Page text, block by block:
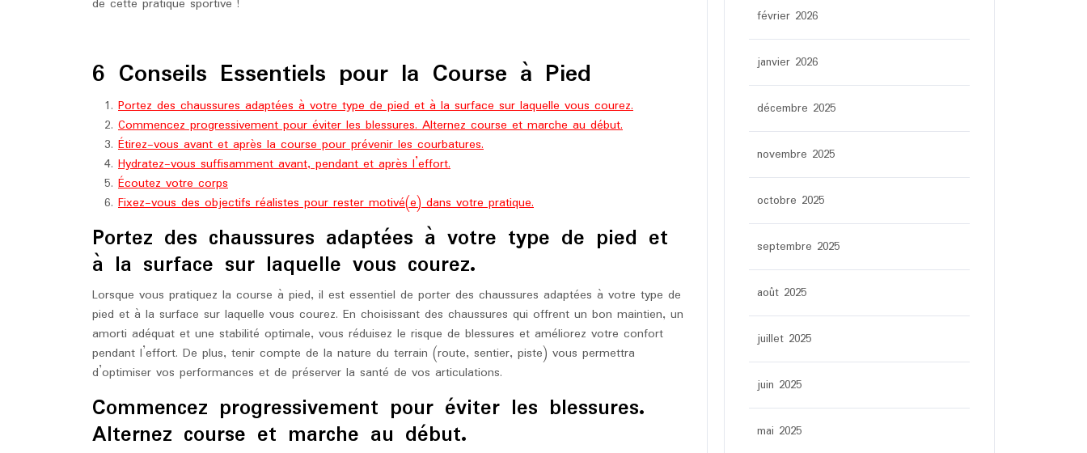
de cette pratique sportive !
6 Conseils Essentiels pour la Course à Pied
Portez des chaussures adaptées à votre type de pied et à la surface sur laquelle vous courez.
Commencez progressivement pour éviter les blessures. Alternez course et marche au début.
Étirez-vous avant et après la course pour prévenir les courbatures.
Hydratez-vous suffisamment avant, pendant et après l’effort.
Écoutez votre corps
Fixez-vous des objectifs réalistes pour rester motivé(e) dans votre pratique.
Portez des chaussures adaptées à votre type de pied et
à la surface sur laquelle vous courez.
Lorsque vous pratiquez la course à pied, il est essentiel de porter des chaussures adaptées à votre type de
pied et à la surface sur laquelle vous courez. En choisissant des chaussures qui offrent un bon maintien, un
amorti adéquat et une stabilité optimale, vous réduisez le risque de blessures et améliorez votre confort
pendant l’effort. De plus, tenir compte de la nature du terrain (route, sentier, piste) vous permettra
d’optimiser vos performances et de préserver la santé de vos articulations.
Commencez progressivement pour éviter les blessures.
Alternez course et marche au début.
février 2026
janvier 2026
décembre 2025
novembre 2025
octobre 2025
septembre 2025
août 2025
juillet 2025
juin 2025
mai 2025